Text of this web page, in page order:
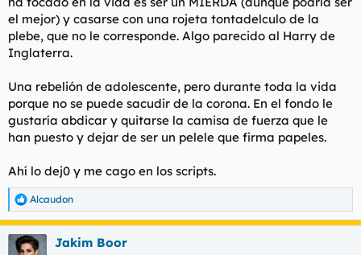
el mejor) y casarse con una rojeta tontadelculo de la
plebe, que no le corresponde. Algo parecido al Harry de
Inglaterra.
Una rebelión de adolescente, pero durante toda la vida
porque no se puede sacudir de la corona. En el fondo le
gustaría abdicar y quitarse la camisa de fuerza que le
han puesto y dejar de ser un pelele que firma papeles.
Ahí lo dej0 y me cago en los scripts.
R
e
a
c
Alcaudon
Jakim Boor